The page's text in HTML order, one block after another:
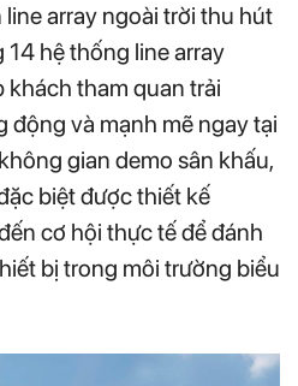
array ngoài trời thu hút
hệ thống line array
khách tham quan trải
động và mạnh mẽ ngay tại
gian demo sân khấu,
biệt được thiết kế
cơ hội thực tế để đánh
bị trong môi trường biểu